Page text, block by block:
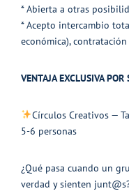
* Abierta a otras
* Acepto intercambio
económica),
VENTAJA EXCLUSIVA
Círculos Creativos —
5-6 personas
¿Qué pasa cuando un
verdad y sienten